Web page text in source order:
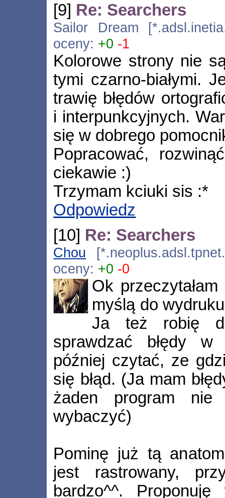
[9] Re: Searchers
Sailor Dream
oceny: +0 -1
Kolorowe strony nie
tymi czarno-białymi.
trawię błędów
i interpunkcyjnych.
się w dobrego
Popracować,
ciekawie :)
Trzymam kciuki sis :*
Odpowiedz
[10] Re: Searchers
Chou
oceny: +0 -0
Ok
myślą do
Ja też robię
sprawdzać błędy
później czytać, ze
się błąd. (Ja mam
żaden program
wybaczyć)
Pominę już tą
jest rastrowany,
bardzo^^.